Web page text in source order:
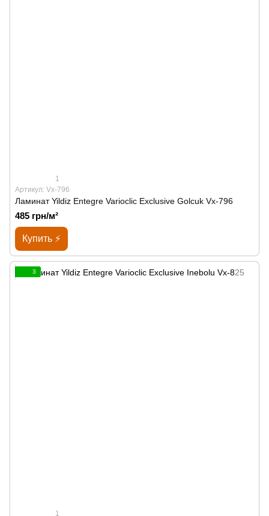
1
Артикул: Vx-796
Ламинат Yildiz Entegre Varioclic Exclusive Golcuk Vx-796
485 грн/м²
Купить ⚡
3
1